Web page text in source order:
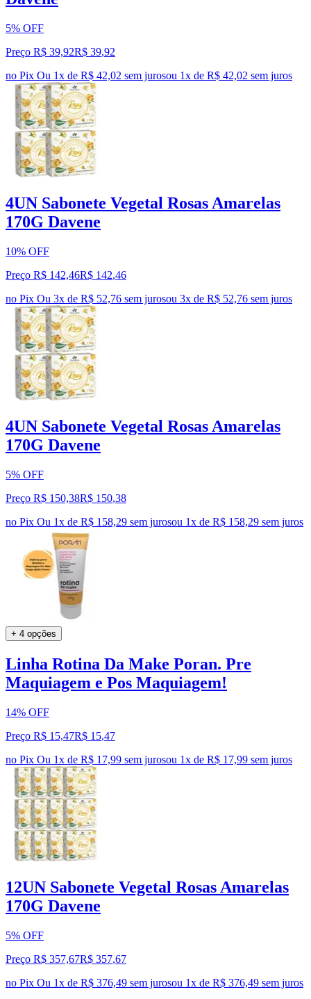
5% OFF
Preço R$ 39,92R$ 39,92
no Pix Ou 1x de R$ 42,02 sem jurosou 1x de R$ 42,02 sem juros
4UN Sabonete Vegetal Rosas Amarelas
170G Davene
10% OFF
Preço R$ 142,46R$ 142,46
no Pix Ou 3x de R$ 52,76 sem jurosou 3x de R$ 52,76 sem juros
4UN Sabonete Vegetal Rosas Amarelas
170G Davene
5% OFF
Preço R$ 150,38R$ 150,38
no Pix Ou 1x de R$ 158,29 sem jurosou 1x de R$ 158,29 sem juros
+ 4 opções
Linha Rotina Da Make Poran. Pre
Maquiagem e Pos Maquiagem!
14% OFF
Preço R$ 15,47R$ 15,47
no Pix Ou 1x de R$ 17,99 sem jurosou 1x de R$ 17,99 sem juros
12UN Sabonete Vegetal Rosas Amarelas
170G Davene
5% OFF
Preço R$ 357,67R$ 357,67
no Pix Ou 1x de R$ 376,49 sem jurosou 1x de R$ 376,49 sem juros